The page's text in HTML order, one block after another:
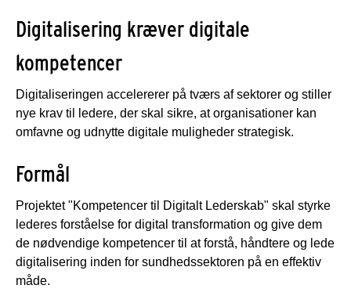
Digitalisering kræver digitale
kompetencer
Digitaliseringen accelererer på tværs af sektorer og stiller
nye krav til ledere, der skal sikre, at organisationer kan
omfavne og udnytte digitale muligheder strategisk.
Formål
Projektet "Kompetencer til Digitalt Lederskab" skal styrke
lederes forståelse for digital transformation og give dem
de nødvendige kompetencer til at forstå, håndtere og lede
digitalisering inden for sundhedssektoren på en effektiv
måde.